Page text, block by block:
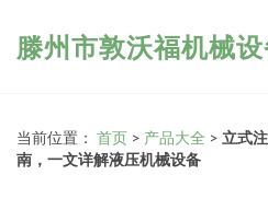
滕州市敦沃福机械
当前位置： 首页 > 产品大全 > 立式
南，一文详解液压机械设备